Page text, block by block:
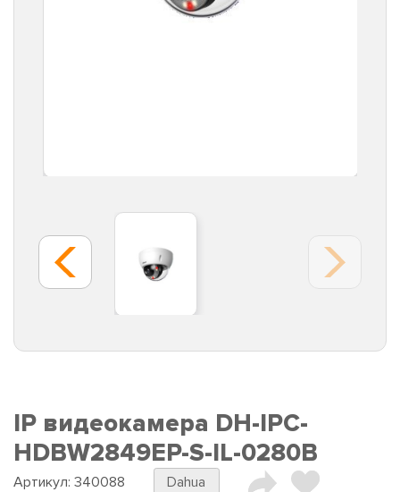
IP видеокамера DH-IPC-
HDBW2849EP-S-IL-0280B
Артикул: 340088 Dahua